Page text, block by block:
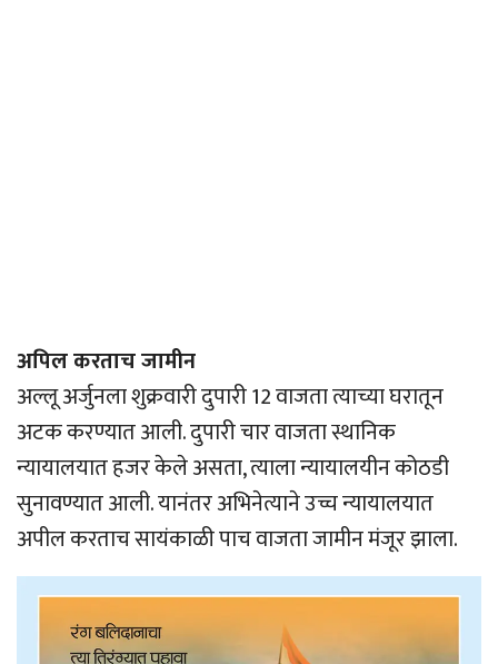
अपिल करताच जामीन
अल्लू अर्जुनला शुक्रवारी दुपारी 12 वाजता त्याच्या घरातून
अटक करण्यात आली. दुपारी चार वाजता स्थानिक
न्यायालयात हजर केले असता, त्याला न्यायालयीन कोठडी
सुनावण्यात आली. यानंतर अभिनेत्याने उच्च न्यायालयात
अपील करताच सायंकाळी पाच वाजता जामीन मंजूर झाला.